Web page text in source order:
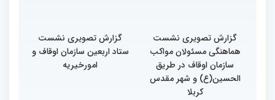
گزارش تصویری نشست
هماهنگی مسئولان مواکب
سازمان اوقاف در طریق
الحسین(ع) و شهر مقدس
کربلا
گزارش تصویری نشست
ستاد اربعین سازمان اوقاف و
امورخیریه